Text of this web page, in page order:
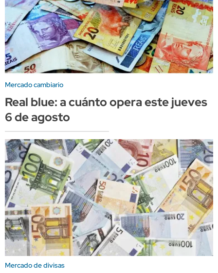
Mercado cambiario
Real blue: a cuánto opera este jueves
6 de agosto
Mercado de divisas